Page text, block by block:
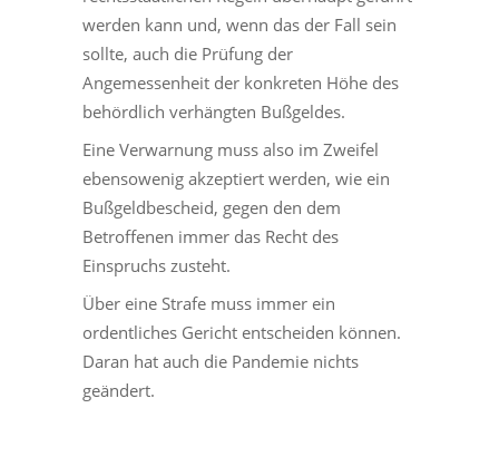
werden kann und, wenn das der Fall sein
sollte, auch die Prüfung der
Angemessenheit der konkreten Höhe des
behördlich verhängten Bußgeldes.
Eine Verwarnung muss also im Zweifel
ebensowenig akzeptiert werden, wie ein
Bußgeldbescheid, gegen den dem
Betroffenen immer das Recht des
Einspruchs zusteht.
Über eine Strafe muss immer ein
ordentliches Gericht entscheiden können.
Daran hat auch die Pandemie nichts
geändert.